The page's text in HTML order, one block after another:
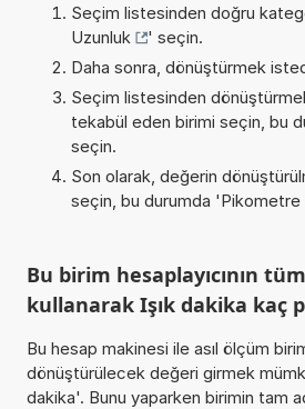
Seçim listesinden doğru
Uzunluk
' seçin.
Daha sonra, dönüştürmek
Seçim listesinden
tekabül eden birimi seçin, bu
seçin.
Son olarak, değerin
seçin, bu durumda '
Bu birim hesaplayıcının
kullanarak Işık dakika kaç
Bu hesap makinesi ile asıl ölçüm
dönüştürülecek değeri girmek
dakika'. Bunu yaparken birimin tam